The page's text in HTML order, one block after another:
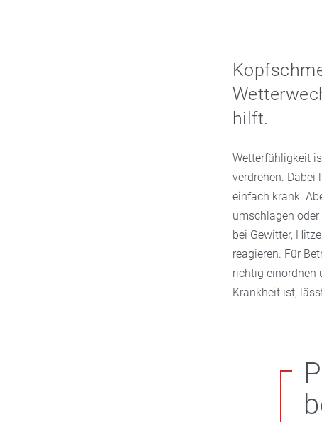
hilft.
Wetterfühligkeit
verdrehen. Dabei
einfach krank.
umschlagen
bei Gewitter,
reagieren. Für
richtig einordnen
Krankheit ist,